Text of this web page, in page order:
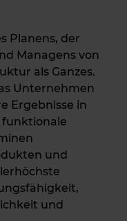
Planens, der
Managens von
als Ganzes.
Unternehmen
Ergebnisse in
funktionale
und
und